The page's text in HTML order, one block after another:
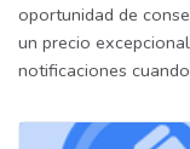
oportunidad de
un precio
notificaciones